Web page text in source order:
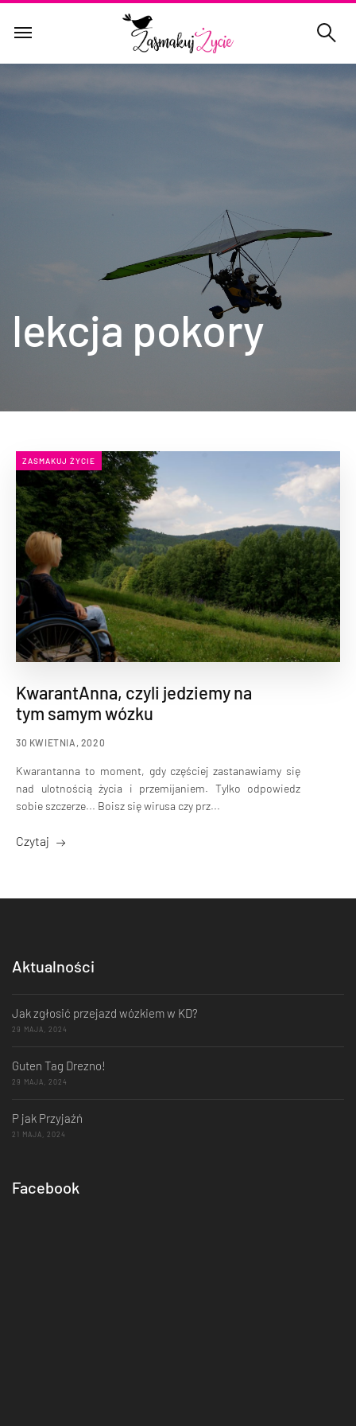
lekcja pokory
ZASMAKUJ ŻYCIE
KwarantAnna, czyli jedziemy na
tym samym wózku
30 KWIETNIA, 2020
Kwarantanna to moment, gdy częściej zastanawiamy się
nad ulotnością życia i przemijaniem. Tylko odpowiedz
sobie szczerze... Boisz się wirusa czy prz...
Czytaj
Aktualności
Jak zgłosić przejazd wózkiem w KD?
29 MAJA, 2024
Guten Tag Drezno!
29 MAJA, 2024
P jak Przyjaźń
21 MAJA, 2024
Facebook